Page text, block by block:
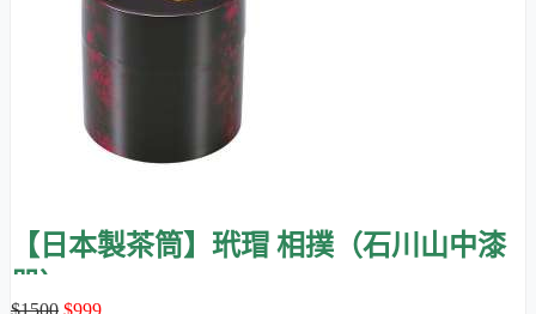
【日本製茶筒】玳瑁 相撲（石川山中漆
器）
$1500 $999